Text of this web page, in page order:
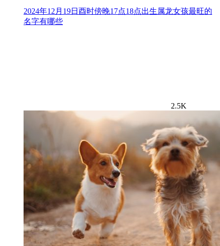
2024年12月19日酉时傍晚17点18点出生属龙女孩最旺的
名字有哪些
2.5K